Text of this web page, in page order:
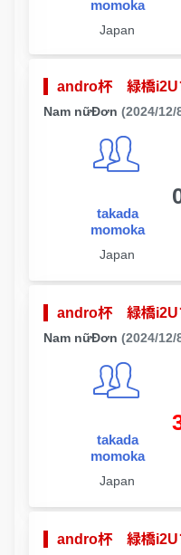
momoka
Japan
andro杯 緑橋i2U
Nam nữĐơn (2024/12/
takada
momoka
Japan
andro杯 緑橋i2U
Nam nữĐơn (2024/12/
takada
momoka
Japan
andro杯 緑橋i2U